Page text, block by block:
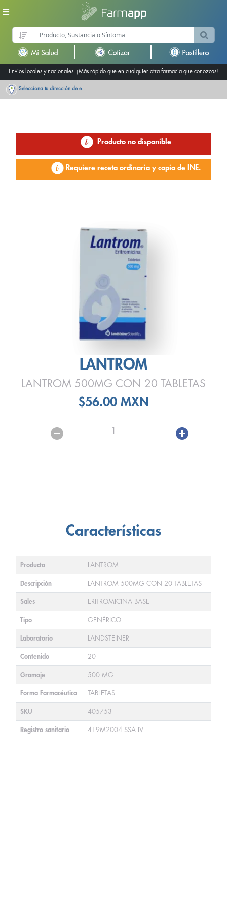
Envíos locales y nacionales. ¡Más rápido que en cualquier otra farmacia que conozcas!
Selecciona tu dirección de entrega
Producto no disponible
Requiere receta ordinaria y copia de INE.
LANTROM
LANTROM 500MG CON 20 TABLETAS
$56.00 MXN
1
Características
Producto LANTROM
Descripción LANTROM 500MG CON 20 TABLETAS
Sales ERITROMICINA BASE
Tipo GENÉRICO
Laboratorio LANDSTEINER
Contenido 20
Gramaje 500 MG
Forma Farmacéutica TABLETAS
SKU 405753
Registro sanitario 419M2004 SSA IV